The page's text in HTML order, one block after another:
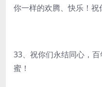
你一样的欢腾、快乐！祝
33、祝你们永结同心，
蜜！